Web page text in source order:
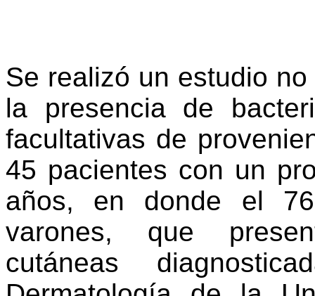
Se realizó un estudio
la presencia de
facultativas de
45 pacientes con un
años, en donde el
varones, que
cutáneas